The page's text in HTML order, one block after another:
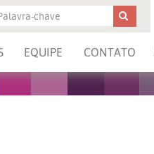
EQUIPE CONTATO